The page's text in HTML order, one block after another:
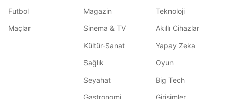
Futbol
Maçlar
Magazin
Sinema & TV
Kültür-Sanat
Sağlık
Seyahat
Gastronomi
Teknoloji
Akıllı Cihazlar
Yapay Zeka
Oyun
Big Tech
Girişimler